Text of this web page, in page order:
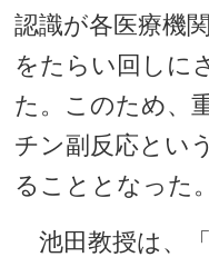
認識が各医療機
をたらい回しに
た。このため、
チン副反応とい
ることとなった。
池田教授は、